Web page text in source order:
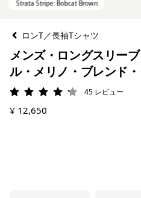
ロンT／長袖Tシャツ
メンズ・ロングスリー
ル・メリノ・ブレンド
評価: 4.2 / 5
45 レビュー
¥ 12,650